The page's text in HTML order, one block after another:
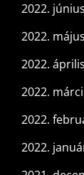
2022. június
2022. május
2022. április
2022.
2022.
2022.